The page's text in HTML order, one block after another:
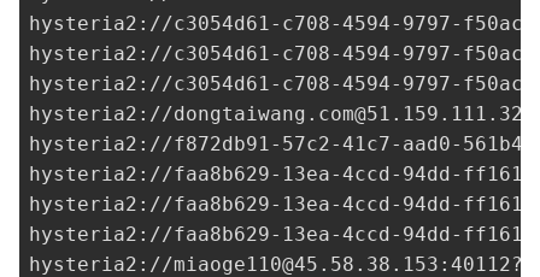
hysteria2://c3054d61-c708-4594-9797-
hysteria2://c3054d61-c708-4594-9797-
hysteria2://c3054d61-c708-4594-9797-
hysteria2://dongtaiwang.com@51.159.111.32
hysteria2://f872db91-57c2-41c7-aad0-
hysteria2://faa8b629-13ea-4ccd-94dd-
hysteria2://faa8b629-13ea-4ccd-94dd-
hysteria2://faa8b629-13ea-4ccd-94dd-
hysteria2://miaoge110@45.58.38.153